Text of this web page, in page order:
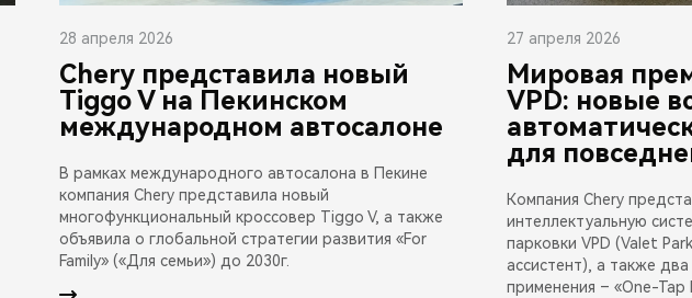
28 апреля 2026
Chery представила новый
Tiggo V на Пекинском
международном автосалоне
В рамках международного автосалона в Пекине
компания Chery представила новый
многофункциональный кроссовер Tiggo V, а также
объявила о глобальной стратегии развития «For
Family» («Для семьи») до 2030г.
27 апреля 2026
Мировая
VPD: новые
для
Компания Chery
интеллектуальную
парковки VPD (Valet
ассистент), а также
применения – «One-Tap